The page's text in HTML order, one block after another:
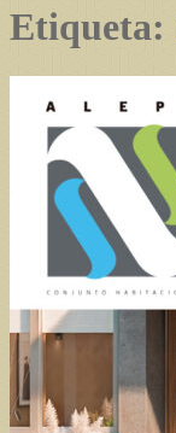
Etiqueta: